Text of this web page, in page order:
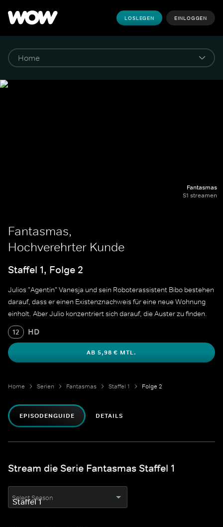
LOSLEGEN EINLOGGEN
Fantasmas
S1 streamen
Fantasmas,
Hochverehrter Kunde
Staffel 1, Folge 2
Julios "Agentin" Vanesja und sein Roboterassistent Bibo bestehen
darauf, dass er einen Existenznachweis für eine neue Wohnung
einholt. Aber Julio konzentriert sich darauf, die Auster zu finden.
12 HD
AB 5,98 € MTL.
Home Serien Fantasmas Staffel 1 Folge 2
EPISODENGUIDE DETAILS
Stream die Serie Fantasmas Staffel 1
Select Season